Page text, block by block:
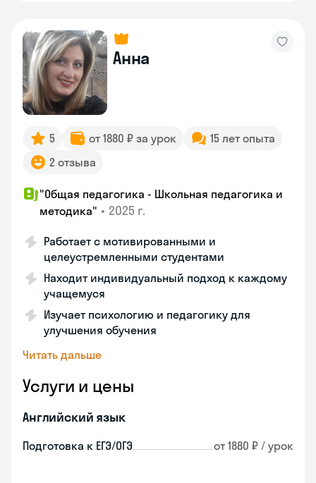
Анна
5 от 1880 ₽ за урок
15 лет опыта
2 отзыва
"Общая педагогика - Школьная педагогика и
методика" • 2025 г.
Работает с мотивированными и
целеустремленными студентами
Находит индивидуальный подход к каждому
учащемуся
Изучает психологию и педагогику для
улучшения обучения
Читать дальше
Услуги и цены
Английский язык
Подготовка к ЕГЭ/ОГЭ от 1880 ₽ / урок